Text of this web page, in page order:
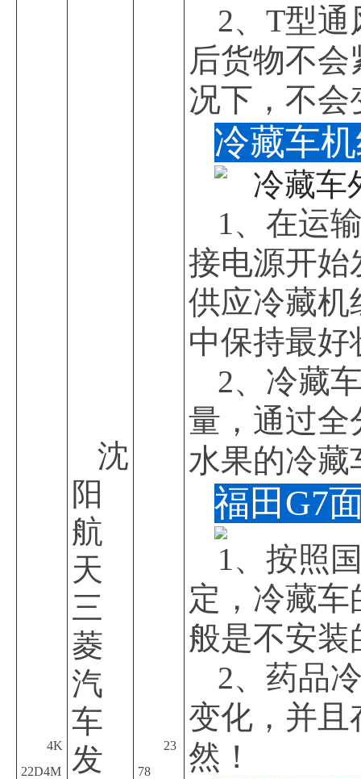
4K
22D4M
沈
阳
航
天
三
菱
汽
车
发
23
78
2、T型
后货物不
况下，不会
冷藏车
1、在运
接电源开始
供应冷藏机
中保持最好
2、冷藏
量，通过全
水果的冷
福田G7
1、按照
定，冷藏
般是不安装
2、药品
变化，并且
然！